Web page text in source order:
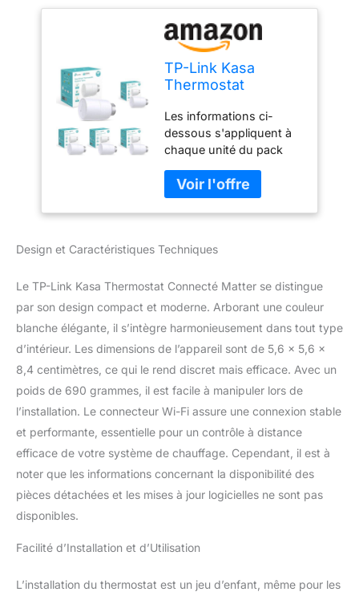
TP-Link Kasa
Thermostat
Compatible avec
HomeKit, Alexa et
Google Assistant,
Réduisez Vos
factures et
contrôlez Le
Chauffage à
l'application, Kasa
Les informations ci-
dessous s'appliquent à
chaque unité du pack
INTELLIGENT ET
COMPATIBILITÉ -
Veuillez noter que ce
fonctionner avec un hub,
KE100 à l'avance; KE100
ne peut pas fonctionner
Tapo H200, uniquement
le hub du kit KE100; Le
thermostat de radiateur
intelligent est adapté
commande de chauffage
numérique à des pièces
supplémentaires;
S'adapte à la plupart des
existantes (M30 x 1,5
compatibilité MATTER
Apple HomeKit, Alexa,
Design et Caractéristiques Techniques
Le TP-Link Kasa Thermostat Connecté Matter se distingue
par son design compact et moderne. Arborant une couleur
blanche élégante, il s’intègre harmonieusement dans tout type
d’intérieur. Les dimensions de l’appareil sont de 5,6 x 5,6 x
8,4 centimètres, ce qui le rend discret mais efficace. Avec un
poids de 690 grammes, il est facile à manipuler lors de
l’installation. Le connecteur Wi-Fi assure une connexion stable
et performante, essentielle pour un contrôle à distance
efficace de votre système de chauffage. Cependant, il est à
noter que les informations concernant la disponibilité des
pièces détachées et les mises à jour logicielles ne sont pas
disponibles.
Facilité d’Installation et d’Utilisation
L’installation du thermostat est un jeu d’enfant, même pour les